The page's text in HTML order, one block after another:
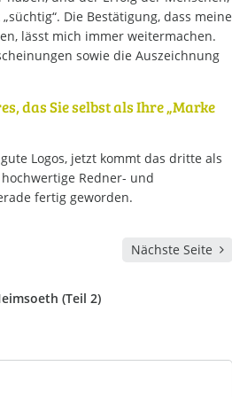
Die Bestätigung, dass meine
lässt mich immer weitermachen.
sowie die Auszeichnung
das Sie selbst als Ihre „Marke
Logos, jetzt kommt das dritte als
Redner- und
fertig geworden.
Nächste Seite
(Teil 2)